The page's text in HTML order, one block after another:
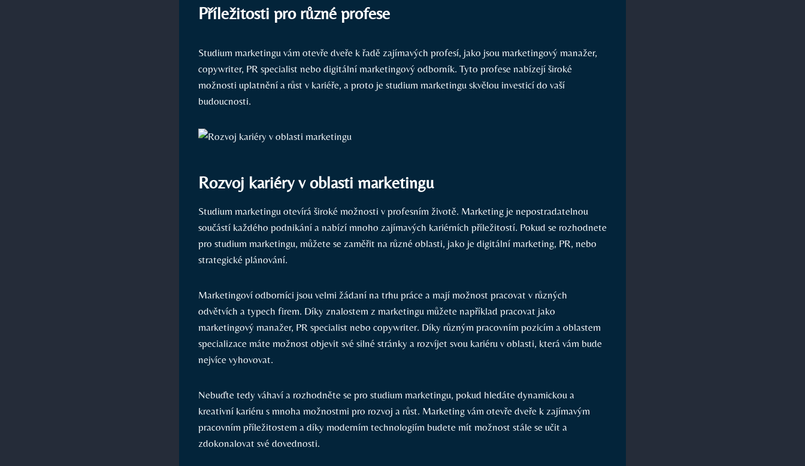
Příležitosti pro různé profese
Studium marketingu vám otevře dveře k řadě zajímavých profesí, jako jsou marketingový manažer,
copywriter, PR specialist nebo digitální marketingový odborník. Tyto profese nabízejí široké
možnosti uplatnění a růst v kariéře, a proto je studium marketingu skvělou investicí do vaší
budoucnosti.
Rozvoj kariéry v oblasti marketingu
Studium marketingu otevírá široké možnosti v profesním životě. Marketing je nepostradatelnou
součástí každého podnikání a nabízí mnoho zajímavých kariérních příležitostí. Pokud se rozhodnete
pro studium marketingu, můžete se zaměřit na různé oblasti, jako je digitální marketing, PR, nebo
strategické plánování.
Marketingoví odborníci jsou velmi žádaní na trhu práce a mají možnost pracovat v různých
odvětvích a typech firem. Díky znalostem z marketingu můžete například pracovat jako
marketingový manažer, PR specialist nebo copywriter. Díky různým pracovním pozicím a oblastem
specializace máte možnost objevit své silné stránky a rozvíjet svou kariéru v oblasti, která vám bude
nejvíce vyhovovat.
Nebuďte tedy váhaví a rozhodněte se pro studium marketingu, pokud hledáte dynamickou a
kreativní kariéru s mnoha možnostmi pro rozvoj a růst. Marketing vám otevře dveře k zajímavým
pracovním příležitostem a díky moderním technologiím budete mít možnost stále se učit a
zdokonalovat své dovednosti.